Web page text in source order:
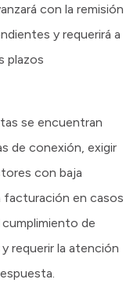
con la remisión
y requerirá a
plazos
se encuentran
de conexión, exigir
con baja
en casos
de
requerir la atención